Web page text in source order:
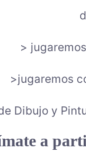
>
>jugaremos
Dibujo y
a